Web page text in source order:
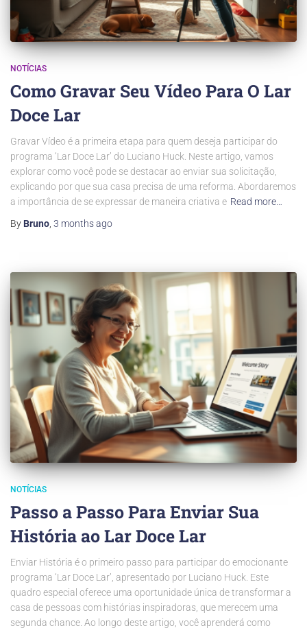
NOTÍCIAS
Como Gravar Seu Vídeo Para O Lar
Doce Lar
Gravar Vídeo é a primeira etapa para quem deseja participar do
programa ‘Lar Doce Lar’ do Luciano Huck. Neste artigo, vamos
explorar como você pode se destacar ao enviar sua solicitação,
explicando por que sua casa precisa de uma reforma. Abordaremos
a importância de se expressar de maneira criativa e Read more…
By Bruno 3 monthsago
NOTÍCIAS
Passo a Passo Para Enviar Sua
História ao Lar Doce Lar
Enviar História é o primeiro passo para participar do emocionante
programa ‘Lar Doce Lar’, apresentado por Luciano Huck. Este
quadro especial oferece uma oportunidade única de transformar a
casa de pessoas com histórias inspiradoras, que merecem uma
segunda chance. Ao longo deste artigo, você aprenderá como